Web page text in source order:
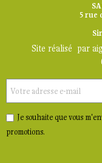
5 rue
Site réalisé par
Je souhaite que vous
promotions.